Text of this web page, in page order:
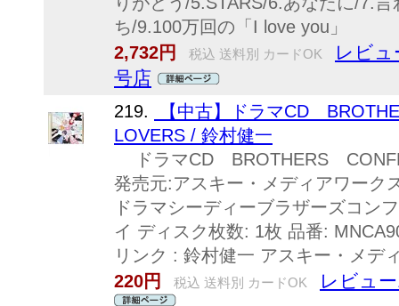
ち/9.100万回の「I love you」
2,732円
税込 送料別 カードOK
レビュ
号店
219.
【中古】ドラマCD
LOVERS / 鈴村健一
ドラマCD BROTHERS
発売元:アスキー・メディアワーク
ドラマシーディーブラザーズコン
イ ディスク枚数: 1枚 品番:
リンク : 鈴村健一 アスキー・メデ
220円
税込 送料別 カードOK レビュ